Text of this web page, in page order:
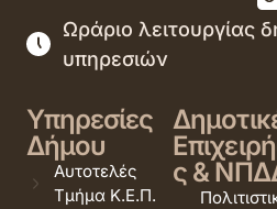
Ωράριο λειτουργίας
υπηρεσιών
Υπηρεσίες
Δήμου
Αυτοτελές
Τμήμα Κ.Ε.Π.
ς &